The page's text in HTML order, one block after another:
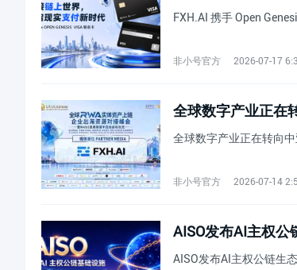
FXH.AI 携手 Open
非小号官方 2026-07-17
全球数字产业正在
全球数字产业正在转向
非小号官方 2026-07-14
AISO发布AI主权公
AISO发布AI主权公链生